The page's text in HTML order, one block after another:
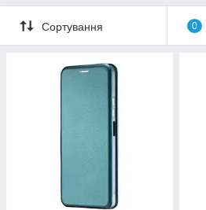
Сортування 0